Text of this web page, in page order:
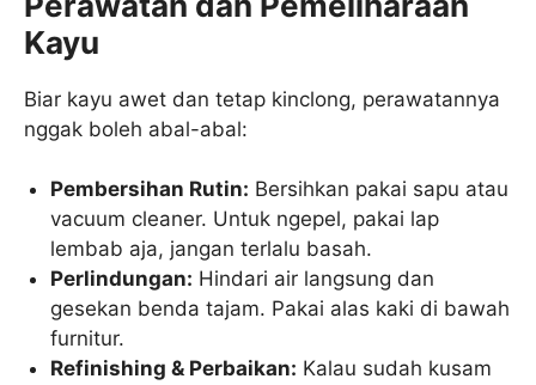
Kayu
Biar kayu awet dan tetap kinclong, perawatannya
nggak boleh abal-abal:
Pembersihan Rutin: Bersihkan pakai sapu atau
vacuum cleaner. Untuk ngepel, pakai lap
lembab aja, jangan terlalu basah.
Perlindungan: Hindari air langsung dan
gesekan benda tajam. Pakai alas kaki di bawah
furnitur.
Refinishing & Perbaikan: Kalau sudah kusam